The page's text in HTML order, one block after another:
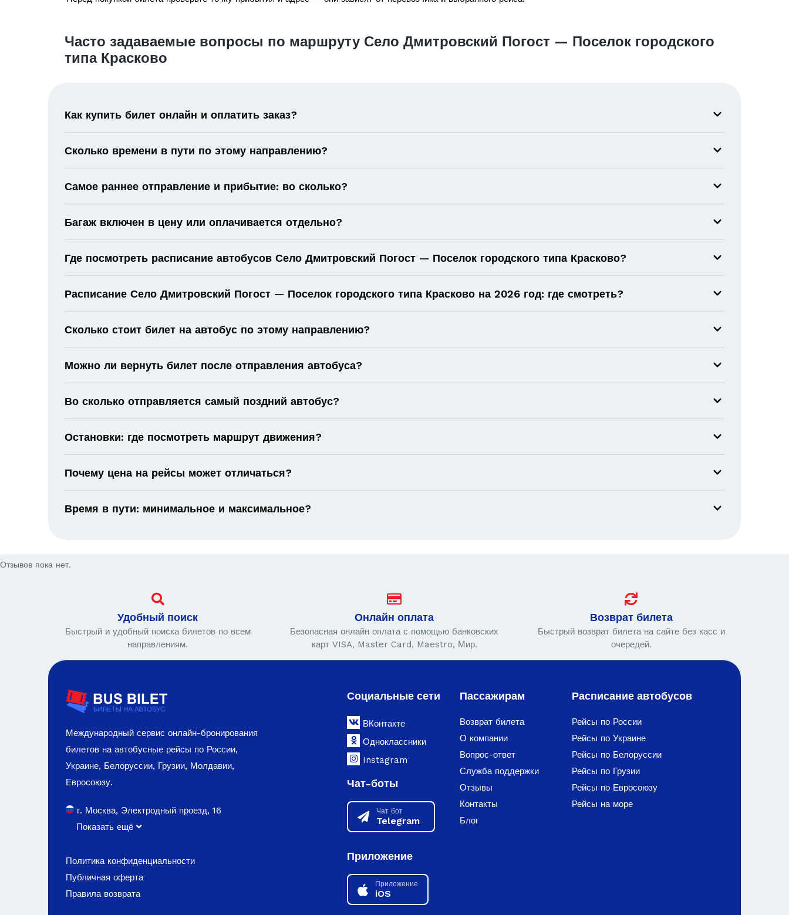
Часто задаваемые вопросы по маршруту Село Дмитровский Погост — Поселок городского
типа Красково
Как купить билет онлайн и оплатить заказ?
Сколько времени в пути по этому направлению?
Самое раннее отправление и прибытие: во сколько?
Багаж включен в цену или оплачивается отдельно?
Где посмотреть расписание автобусов Село Дмитровский Погост — Поселок городского типа Красково?
Расписание Село Дмитровский Погост — Поселок городского типа Красково на 2026 год: где смотреть?
Сколько стоит билет на автобус по этому направлению?
Можно ли вернуть билет после отправления автобуса?
Во сколько отправляется самый поздний автобус?
Остановки: где посмотреть маршрут движения?
Почему цена на рейсы может отличаться?
Время в пути: минимальное и максимальное?
Отзывов пока нет.
Удобный поиск
Быстрый и удобный поиска билетов по всем
направлениям.
Онлайн оплата
Безопасная онлайн оплата с помощью банковских
карт VISA, Master Card, Maestro, Мир.
Возврат билета
Быстрый возврат билета на сайте без касс и
очередей.
Международный сервис онлайн-бронирования
билетов на автобусные рейсы по России,
Украине, Белоруссии, Грузии, Молдавии,
Евросоюзу.
г. Москва, Электродный проезд, 16
Показать ещё
Политика конфиденциальности
Публичная оферта
Правила возврата
Социальные сети
ВКонтакте
Одноклассники
Instagram
Чат-боты
Чат бот
Telegram
Приложение
Приложение
iOS
Пассажирам
Возврат билета
О компании
Вопрос-ответ
Служба поддержки
Отзывы
Контакты
Блог
Расписание автобусов
Рейсы по России
Рейсы по Украине
Рейсы по Белоруссии
Рейсы по Грузии
Рейсы по Евросоюзу
Рейсы на море